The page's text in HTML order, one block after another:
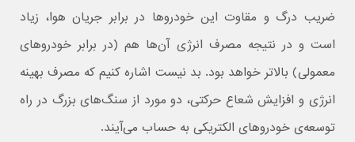
ضریب درگ و مقاوت این خودروها در برابر جریان هوا، زیاد
است و در نتیجه مصرف انرژی آن‌ها هم (در برابر خودروهای
معمولی) بالاتر خواهد بود. بد نیست اشاره کنیم که مصرف بهینه
انرژی و افزایش شعاع حرکتی، دو مورد از سنگ‌های بزرگ در راه
توسعه‌ی خودروهای الکتریکی به حساب می‌آیند.